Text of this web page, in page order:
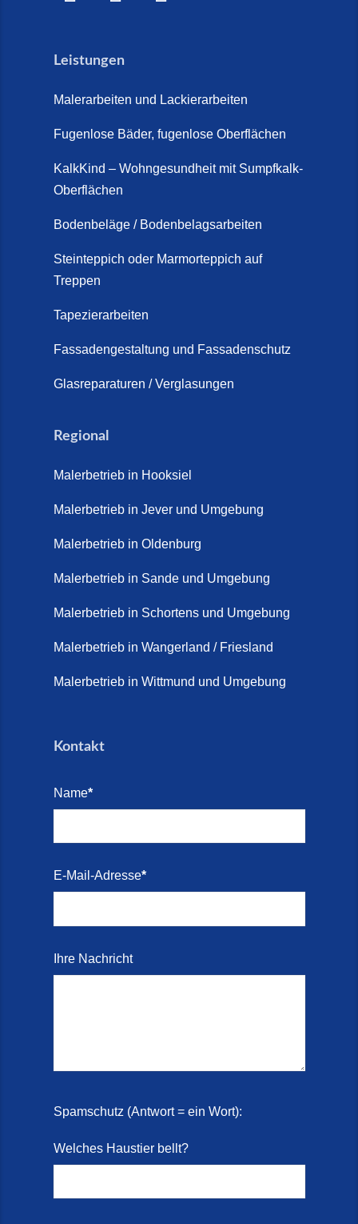
Leistungen
Malerarbeiten und Lackierarbeiten
Fugenlose Bäder, fugenlose Oberflächen
KalkKind – Wohngesundheit mit Sumpfkalk-
Oberflächen
Bodenbeläge / Bodenbelagsarbeiten
Steinteppich oder Marmorteppich auf
Treppen
Tapezierarbeiten
Fassadengestaltung und Fassadenschutz
Glasreparaturen / Verglasungen
Regional
Malerbetrieb in Hooksiel
Malerbetrieb in Jever und Umgebung
Malerbetrieb in Oldenburg
Malerbetrieb in Sande und Umgebung
Malerbetrieb in Schortens und Umgebung
Malerbetrieb in Wangerland / Friesland
Malerbetrieb in Wittmund und Umgebung
Kontakt
Name*
E-Mail-Adresse*
Ihre Nachricht
Spamschutz (Antwort = ein Wort):
Welches Haustier bellt?